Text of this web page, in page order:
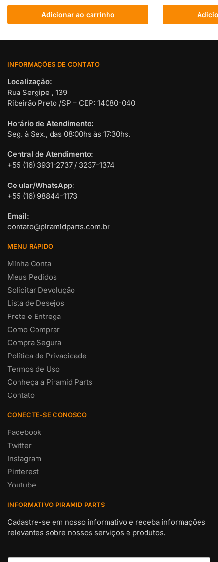
Adicionar ao carrinho
INFORMAÇÕES DE CONTATO
Localização:
Rua Sergipe , 139
Ribeirão Preto /SP – CEP: 14080-040
Horário de Atendimento:
Seg. à Sex., das 08:00hs às 17:30hs.
Central de Atendimento:
+55 (16) 3931-2737 / 3237-1374
Celular/WhatsApp:
+55 (16) 98844-1173
Email:
contato@piramidparts.com.br
MENU RÁPIDO
Minha Conta
Meus Pedidos
Solicitar Devolução
Lista de Desejos
Frete e Entrega
Como Comprar
Compra Segura
Política de Privacidade
Termos de Uso
Conheça a Piramid Parts
Contato
CONECTE-SE CONOSCO
Facebook
Twitter
Instagram
Pinterest
Youtube
INFORMATIVO PIRAMID PARTS
Cadastre-se em nosso informativo e receba informações
relevantes sobre nossos serviços e produtos.